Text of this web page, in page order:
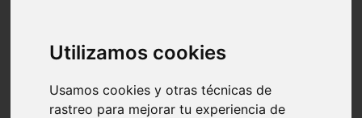
Utilizamos cookies
Usamos cookies y otras técnicas de
rastreo para mejorar tu experiencia de
amy winehouse
anne marie
ariana grande
ashe